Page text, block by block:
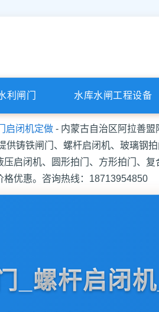
利闸门 水库水闸工程设备
启闭机定做 - 内蒙古自治区阿拉善盟
铸铁闸门、螺杆启闭机、玻璃钢
启闭机、圆形拍门、方形拍门、
优惠。咨询热线：18713954850
_螺杆启闭